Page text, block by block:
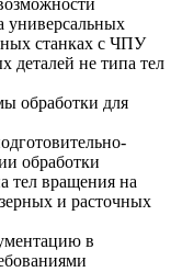
универсальных
станках с ЧПУ
деталей не типа тел
обработки для
обработки
тел вращения на
и расточных
в